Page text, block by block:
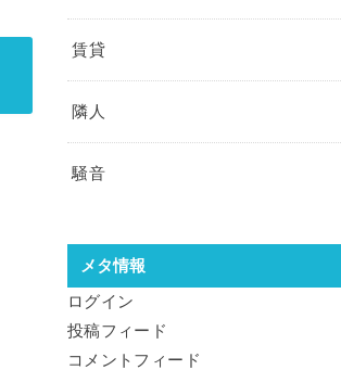
賃貸
隣人
騒音
メタ情報
ログイン
投稿フィード
コメントフィード